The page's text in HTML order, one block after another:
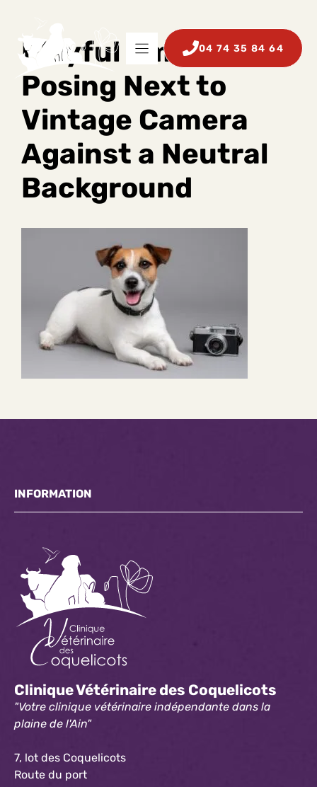
contenu
04 74 35 84 64
Playful Small Dog
Posing Next to
Vintage Camera
Against a Neutral
Background
INFORMATION
Clinique Vétérinaire des Coquelicots
"Votre clinique vétérinaire indépendante dans la
plaine de l'Ain"
7, lot des Coquelicots
Route du port